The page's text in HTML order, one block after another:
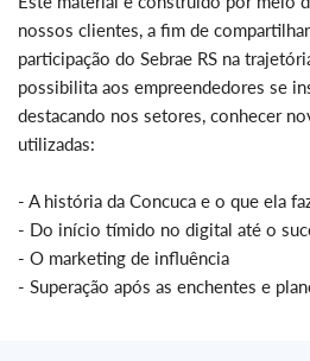
nossos clientes, a fim de
participação do Sebrae RS na
possibilita aos empreendedores se
destacando nos setores, conhecer
utilizadas:
- A história da Concuca e o que ela
- Do início tímido no digital até o
- O marketing de influência
- Superação após as enchentes e